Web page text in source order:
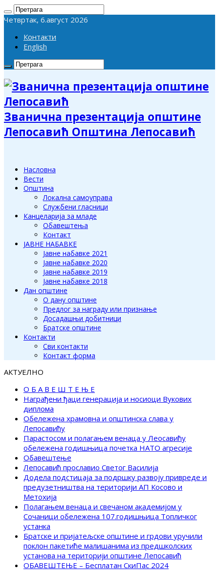
Четвртак, 6.август 2026
Контакти
English
Званична презентација општине
Лепосавић Општина Лепосавић
Насловна
Вести
Општина
Локална самоуправа
Службени гласници
Канцеларија за младе
Обавештења
Контакт
ЈАВНЕ НАБАВКЕ
Јавне набавке 2021
Јавне набавке 2020
Јавне набавке 2019
Јавне набавке 2018
Дан општине
О дану општине
Предлог за награду или признање
Досадашњи добитници
Братске општине
Контакти
Сви контакти
Контакт форма
АКТУЕЛНО
О Б А В Е Ш Т Е Њ Е
Награђени ђаци генерација и носиоци Вукових
диплома
Обележена храмовна и општинска слава у
Лепосавићу
Парастосом и полагањем венаца у Леосавићу
обележена годишњица почетка НАТО агресије
Обавештење
Лепосавић прославио Светог Василија
Додела подстицаја за подршку развоју привреде и
предузетништва на територији АП Косово и
Метохија
Полагањем венаца и свечаном академијом у
Сочаници обележена 107.годишњица Топличког
устанка
Братске и пријатељске општине и грдови уручили
поклон пакетиће малишанима из предшколских
установа на територији општине Лепосавић
ОБАВЕШТЕЊЕ – Бесплатан СкиПас 2024